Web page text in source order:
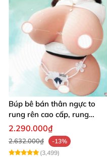
Búp bê bán thân ngực to
rung rên cao cấp, rung
mạnh kích thích
2.290.000₫
2.632.000₫
-13%
(3,499)